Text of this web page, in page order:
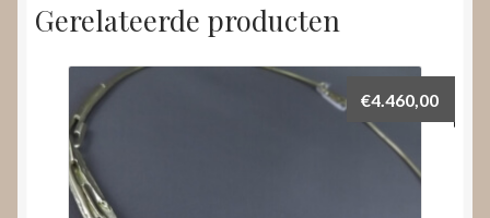
Gerelateerde producten
€4.460,00